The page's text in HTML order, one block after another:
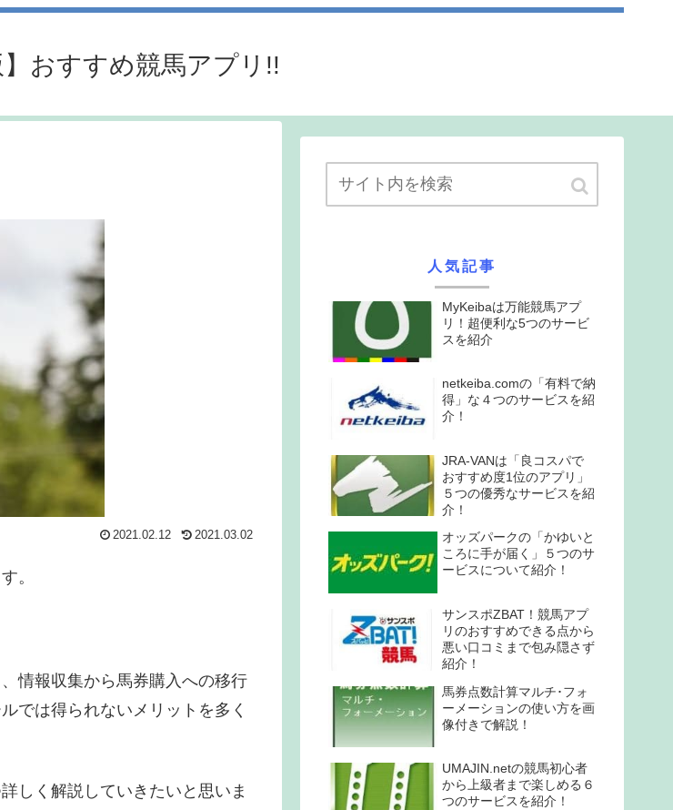
】おすすめ競馬アプリ!!
2021.02.12 2021.03.02
。
情報収集から馬券購入への移行
では得られないメリットを多く
しく解説していきたいと思いま
人気記事
MyKeibaは万能競馬アプ
リ！超便利な5つのサービ
スを紹介
netkeiba.comの「有料で納
得」な４つのサービスを紹
介！
JRA-VANは「良コスパで
おすすめ度1位のアプリ」
５つの優秀なサービスを紹
介！
オッズパークの「かゆいと
ころに手が届く」５つのサ
ービスについて紹介！
サンスポZBAT！競馬アプ
リのおすすめできる点から
悪い口コミまで包み隠さず
紹介！
馬券点数計算マルチ･フォ
ーメーションの使い方を画
像付きで解説！
UMAJIN.netの競馬初心者
から上級者まで楽しめる６
つのサービスを紹介！